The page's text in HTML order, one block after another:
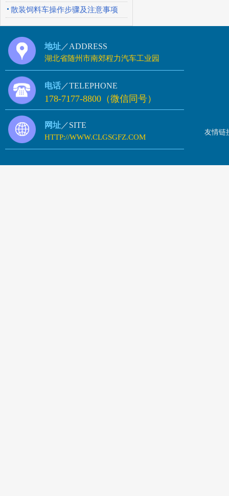
散装饲料车操作步骤及注意事项
地址 ／ADDRESS
湖北省随州市南郊程力汽车工业园
电话 ／TELEPHONE
178-7177-8800（微信同号）
网址 ／SITE
HTTP://WWW.CLGSGFZ.COM
友情链